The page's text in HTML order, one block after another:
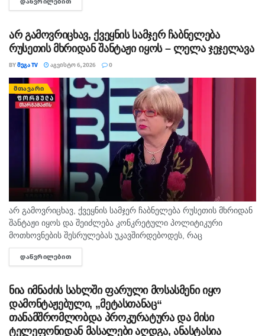
ამო­ას­ვე­ნა. დე­დის სამ­ძებ­რო-სა­მაშ­ვე­ლო სა­მუ­შა­ო­ე­ბი ამ დრომ­
არ გამოვრიცხავ, ქვეყნის სამჯერ ჩაბნელება
რუსეთის მხრიდან შანტაჟი იყოს – ლელა ჯეჯელავა
BYᲛᲔᲒᲐ TV ᲐᲒᲕᲘᲡᲢᲝ 6, 2026 0
ᲛᲗᲐᲕᲐᲠᲘ
არ გამოვრიცხავ, ქვეყნის სამჯერ ჩაბნელება რუსეთის მხრიდან
შანტაჟი იყოს და შეიძლება კონკრეტული პოლიტიკური
მოთხოვნების შესრულებას უკავშირდებოდეს, რაც
ხელისუფლებისთვის ძნელად ასახსნელია საზოგადოებისთვის.
ვფიქრობ, ეს მოთხოვნები უფრო ოკუპირებულ რეგიონებს უნდა
ᲓᲐᲬᲕᲠᲘᲚᲔᲑᲘᲗ
ნია იმნაძის სახლში ფარული მოსასმენი იყო
დამონტაჟებული, „მეტასთანაც“
თანამშრომლობდა პროკურატურა და მისი
ტელეფონიდან მასალები აღდგა, ანასტასია